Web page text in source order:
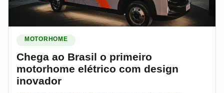
MOTORHOME
Chega ao Brasil o primeiro
motorhome elétrico com design
inovador